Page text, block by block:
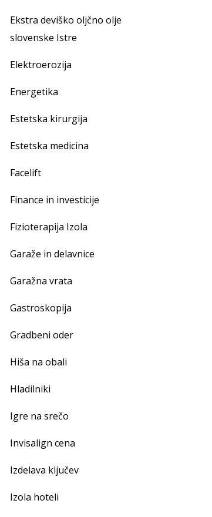
Ekstra deviško oljčno olje
slovenske Istre
Elektroerozija
Energetika
Estetska kirurgija
Estetska medicina
Facelift
Finance in investicije
Fizioterapija Izola
Garaže in delavnice
Garažna vrata
Gastroskopija
Gradbeni oder
Hiša na obali
Hladilniki
Igre na srečo
Invisalign cena
Izdelava ključev
Izola hoteli